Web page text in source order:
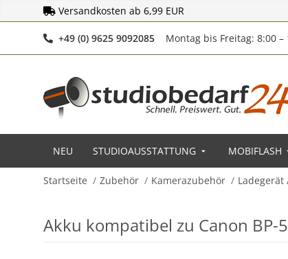
Versandkosten ab 6,99 EUR
+49 (0) 9625 9092085Telefonnummer
Montag bis Freitag: 8:00 –
NEU STUDIOAUSSTATTUNG MOBIFLASH
Startseite Zubehör Kamerazubehör Ladegerät
Akku kompatibel zu Canon BP-